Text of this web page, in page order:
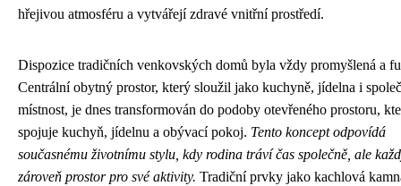
hřejivou atmosféru a vytvářejí zdravé vnitřní prostředí.
Dispozice tradičních venkovských domů byla vždy promyšlená a
Centrální obytný prostor, který sloužil jako kuchyně, jídelna i
místnost, je dnes transformován do podoby otevřeného prostoru,
spojuje kuchyň, jídelnu a obývací pokoj. Tento koncept odpovídá
současnému životnímu stylu, kdy rodina tráví čas společně, ale
zároveň prostor pro své aktivity. Tradiční prvky jako kachlová